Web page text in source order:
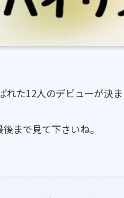
た12人のデビューが決ま
まで見て下さいね。